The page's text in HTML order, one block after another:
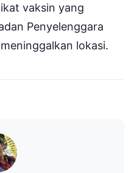
vaksin yang
Penyelenggara
lokasi.